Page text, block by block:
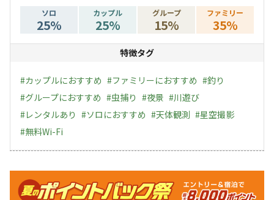
理、コーヒー・お茶の味をぜひお試しください。
ソロ
25%
カップル
25%
グループ
15%
ファミリー
35%
特徴タグ
#カップルにおすすめ #ファミリーにおすすめ #釣り
#グループにおすすめ #虫捕り #夜景 #川遊び
#レンタルあり #ソロにおすすめ #天体観測 #星空撮影
#無料Wi-Fi
キャンペーン